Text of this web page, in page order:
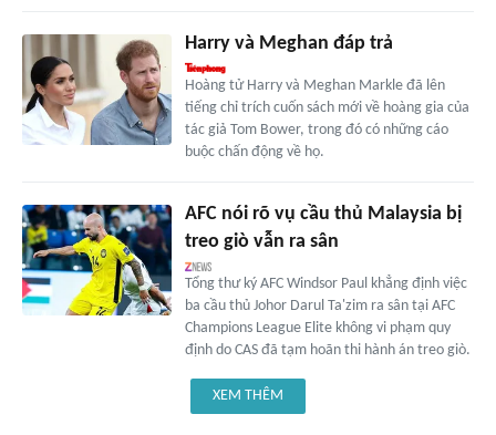
Harry và Meghan đáp trả
Hoàng tử Harry và Meghan Markle đã lên
tiếng chỉ trích cuốn sách mới về hoàng gia của
tác giả Tom Bower, trong đó có những cáo
buộc chấn động về họ.
AFC nói rõ vụ cầu thủ Malaysia bị
treo giò vẫn ra sân
Tổng thư ký AFC Windsor Paul khẳng định việc
ba cầu thủ Johor Darul Ta'zim ra sân tại AFC
Champions League Elite không vi phạm quy
định do CAS đã tạm hoãn thi hành án treo giò.
XEM THÊM